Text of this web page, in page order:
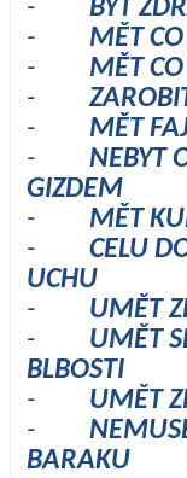
-BYŤ
- MĚT
- MĚT
-
- MĚT
-NEBYT
GIZDEM
- MĚT
-CELU
UCHU
- UMĚT
- UMĚT
BLBOSTI
- UMĚT
-
BARAKU